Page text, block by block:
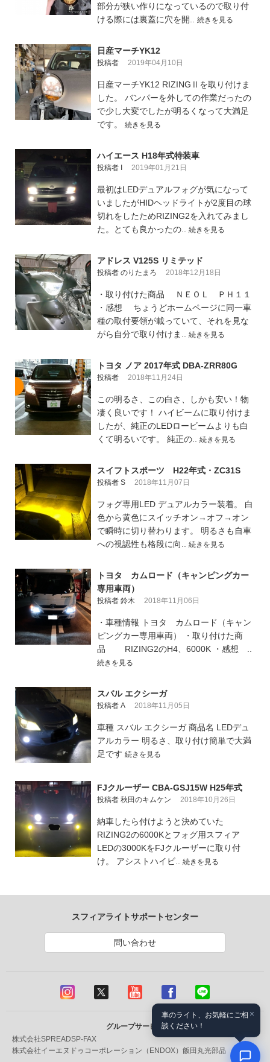
部分が狭い作りになっているので取り付
ける際には裏蓋に穴を開.. 続きを見る
日産マーチYK12
投稿者 2019年04月10日
日産マーチYK12 RIZINGⅡを取り付けま
した。 バンパーを外しての作業だったの
で少し大変でしたが明るくなって大満足
です。 続きを見る
ハイエース H18年式特装車
投稿者 I 2019年01月21日
最初はLEDデュアルフォグが気になって
いましたがHIDヘッドライトが2度目の球
切れをしたためRIZING2を入れてみまし
た。とても良かったの.. 続きを見る
アドレス V125S リミテッド
投稿者 のりたまろ 2018年12月18日
・取り付けた商品 ＮＥＯＬ ＰＨ１１
・感想 ちょうどホームページに同一車
種の取付要領が載っていて、それを見な
がら自分で取り付けま.. 続きを見る
トヨタ ノア 2017年式 DBA-ZRR80G
投稿者 2018年11月24日
この明るさ、この白さ、しかも安い！物
凄く良いです！ ハイビームに取り付けま
したが、純正のLEDロービームよりも白
くて明るいです。 純正の.. 続きを見る
スイフトスポーツ H22年式・ZC31S
投稿者 S 2018年11月07日
フォグ専用LED デュアルカラー装着。 白
色から黄色にスイッチオン→オフ→オン
で瞬時に切り替わります。 明るさも自車
への視認性も格段に向.. 続きを見る
トヨタ カムロード（キャンピングカー
専用車両）
投稿者 鈴木 2018年11月06日
・車種情報 トヨタ カムロード（キャン
ピングカー専用車両） ・取り付けた商
品 RIZING2のH4、6000K ・感想 ..
続きを見る
スバル エクシーガ
投稿者 A 2018年11月05日
車種 スバル エクシーガ 商品名 LEDデュ
アルカラー 明るさ、取り付け簡単で大満
足です 続きを見る
FJクルーザー CBA-GSJ15W H25年式
投稿者 秋田のキムケン 2018年10月26日
納車したら付けようと決めていた
RIZING2の6000Kとフォグ用スフィア
LEDの3000KをFJクルーザーに取り付
け。 アシストハイビ.. 続きを見る
スフィアライトサポートセンター
問い合わせ
グループサービス
株式会社SPREADSP-FAX
株式会社イーエヌドゥコーポレーション（ENDOX） 飯田丸光部品
×
車のライト、お気軽にご相
談ください！